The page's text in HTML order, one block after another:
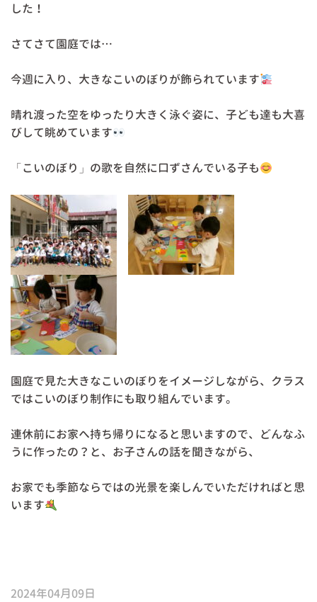
した！
さてさて園庭では…
今週に入り、大きなこいのぼりが飾られています
晴れ渡った空をゆったり大きく泳ぐ姿に、子ども達も大喜
びして眺めています
「こいのぼり」の歌を自然に口ずさんでいる子も
園庭で見た大きなこいのぼりをイメージしながら、クラス
ではこいのぼり制作にも取り組んでいます。
連休前にお家へ持ち帰りになると思いますので、どんなふ
うに作ったの？と、お子さんの話を聞きながら、
お家でも季節ならではの光景を楽しんでいただければと思
います
2024年04月09日